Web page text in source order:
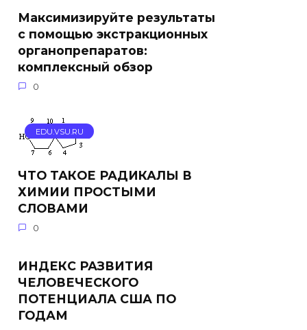
Максимизируйте результаты
с помощью экстракционных
органопрепаратов:
комплексный обзор
0
EDU.VSU.RU
ЧТО ТАКОЕ РАДИКАЛЫ В
ХИМИИ ПРОСТЫМИ
СЛОВАМИ
0
ИНДЕКС РАЗВИТИЯ
ЧЕЛОВЕЧЕСКОГО
ПОТЕНЦИАЛА США ПО
ГОДАМ